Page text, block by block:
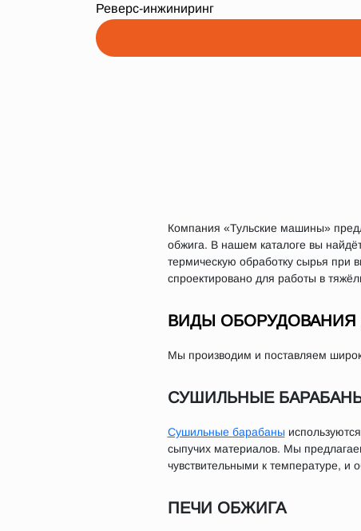
Реверс-инжиниринг
Компания «Тульские машины»
обжига. В нашем каталоге вы
термическую обработку сырья при
спроектировано для работы в
ВИДЫ
Мы производим и поставляем
СУШИЛЬНЫЕ
Сушильные барабаны
сыпучих материалов. Мы
чувствительными к температуре, и
ПЕЧИ ОБЖИГА